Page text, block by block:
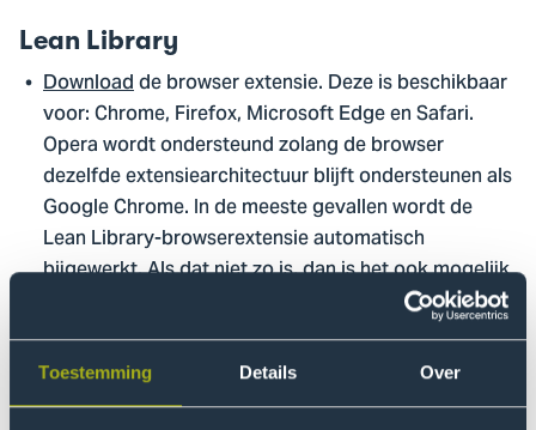
Toestemming Details Over
Lean Library
Downloadde browser extensie. Deze is beschikbaar
voor: Chrome, Firefox, Microsoft Edge en Safari.
Opera wordt ondersteund zolang de browser
dezelfde extensiearchitectuur blijft ondersteunen als
Google Chrome. In de meeste gevallen wordt de
Lean Library-browserextensie automatisch
bijgewerkt. Als dat niet zo is, dan is het ook mogelijk
bij te werken.
Selecteer de Engelse naam van onze instelling: The
Hague University of Applied Sciences en klik op
Save. Na installatie zie je het icon rechtsboven in je